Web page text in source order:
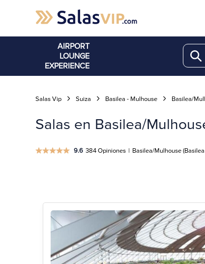
AIRPORT
LOUNGE
EXPERIENCE
Salas Vip Suiza Basilea - Mulhouse Basilea/
Salas en Basilea/
9.6 384 Opiniones | Basilea/Mulhouse